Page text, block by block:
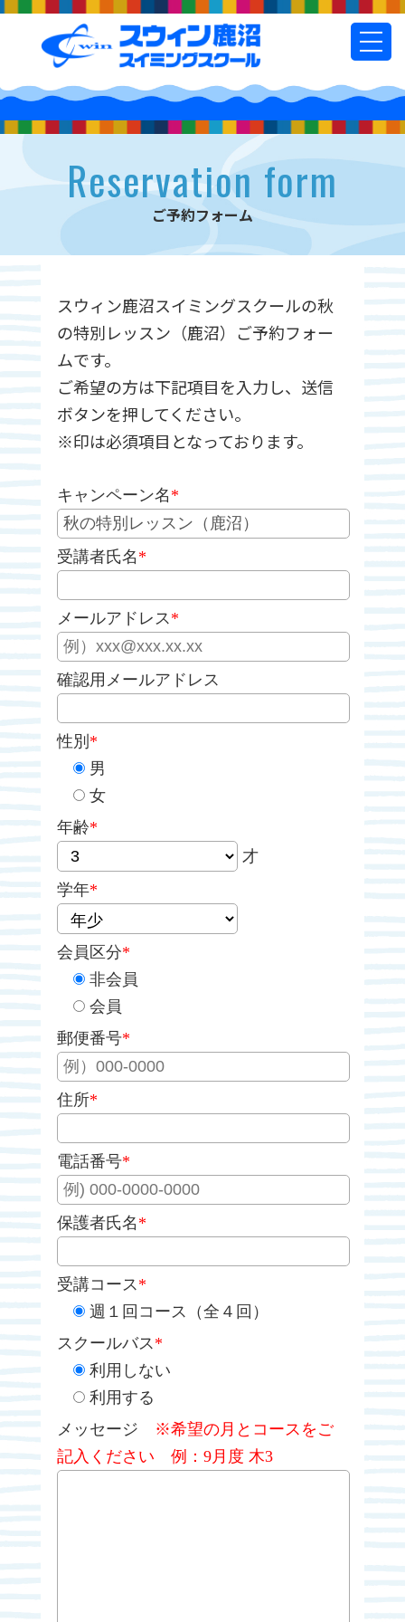
t
o
g
l
e
Reservation form
ご予約フォーム
スウィン鹿沼スイミングスクールの秋
の特別レッスン（鹿沼）ご予約フォー
ムです。
ご希望の方は下記項目を入力し、送信
ボタンを押してください。
※印は必須項目となっております。
キャンペーン名 *
受講者氏名 *
メールアドレス *
確認用メールアドレス
性別 *
男
女
年齢*
才
学年*
会員区分*
非会員
会員
郵便番号*
住所*
電話番号*
保護者氏名 *
受講コース *
週１回コース（全４回）
スクールバス *
利用しない
利用する
メッセージ
※希望の月とコースをご
記入ください 例：9月度 木3